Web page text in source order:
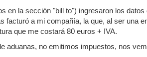
en la sección "bill to") ingresaron los
facturó a mi compañía, la que, al ser una
que me costará 80 euros + IVA.
aduanas, no emitimos impuestos, nos